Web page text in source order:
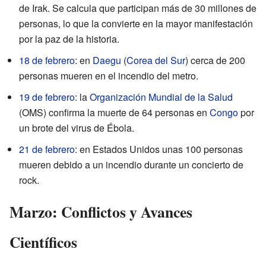
de Irak. Se calcula que participan más de 30 millones de
personas, lo que la convierte en la mayor manifestación
por la paz de la historia.
18 de febrero: en Daegu (Corea del Sur) cerca de 200
personas mueren en el incendio del metro.
19 de febrero: laOrganización Mundial de la Salud
(OMS) confirma la muerte de 64 personas en Congopor
un brote del virus de Ébola.
21 de febrero: en Estados Unidos unas 100 personas
mueren debido a un incendio durante un concierto de
rock.
Marzo: Conflictos y Avances
Científicos